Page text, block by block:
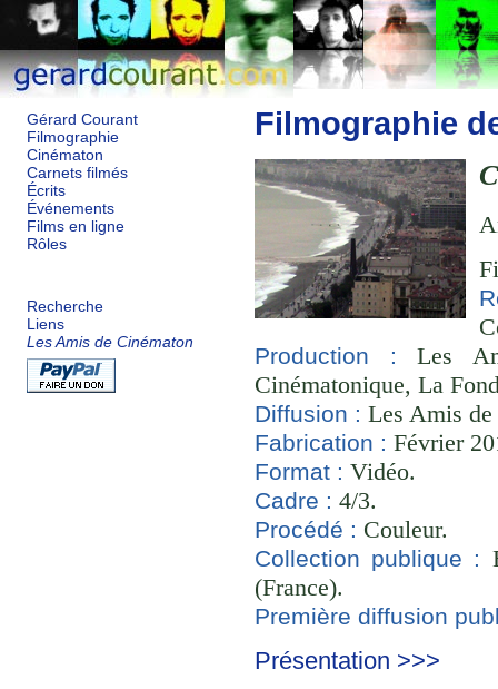
Gérard Courant
Filmographie
Cinématon
Carnets filmés
Écrits
Événements
Films en ligne
Rôles
Recherche
Liens
Les Amis de Cinématon
Filmographie
Production :
Les
Cinématonique, La
Diffusion : Les Amis
Fabrication : Février
Format : Vidéo.
Cadre : 4/3.
Procédé : Couleur.
Collection publique :
(France).
Première diffusion
Présentation >>>